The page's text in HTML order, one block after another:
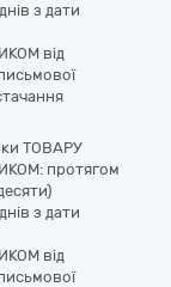
з дати
від
ТОВАРУ
протягом
з дати
від